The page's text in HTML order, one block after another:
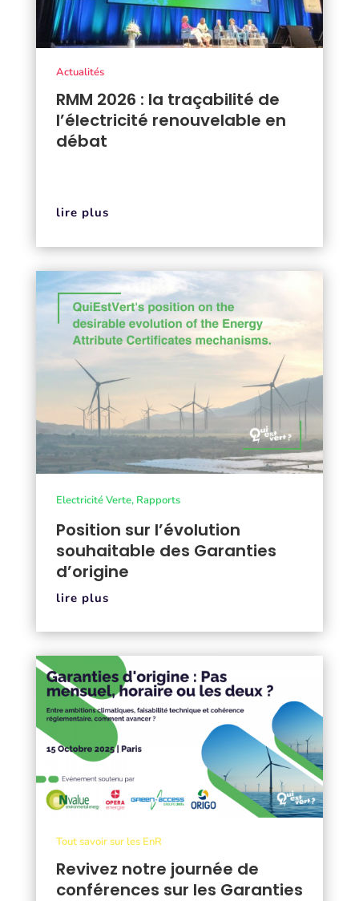
RMM 2026 : la traçabilité de
l’électricité renouvelable en
débat
Actualités
lire plus
Position sur l’évolution
souhaitable des Garanties
d’origine
Electricité Verte, Rapports
lire plus
Revivez notre journée de
conférences sur les Garanties
Tout savoir sur les EnR